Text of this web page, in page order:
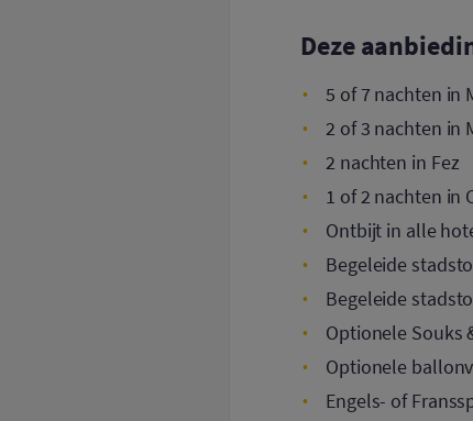
Deze
5 of 7 nachten in
2 of 3 nachten in
2 nachten in Fez
1 of 2 nachten in
Ontbijt in alle
Begeleide
Begeleide
Optionele Souks
Optionele
Engels- of